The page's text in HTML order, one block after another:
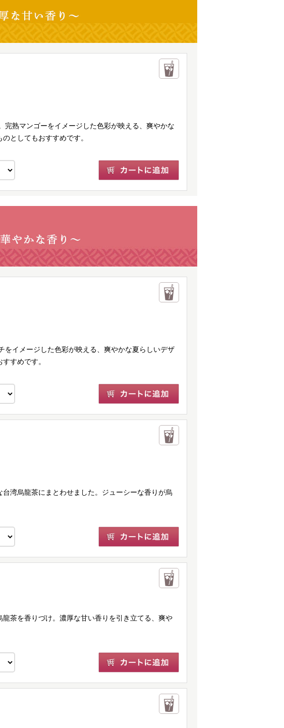
熟マンゴーをイメージした色彩が映える、爽やかな
としてもおすすめです。
イメージした色彩が映える、爽やかな夏らしいデザ
すめです。
湾烏龍茶にまとわせました。ジューシーな香りが烏
茶を香りづけ。濃厚な甘い香りを引き立てる、爽や